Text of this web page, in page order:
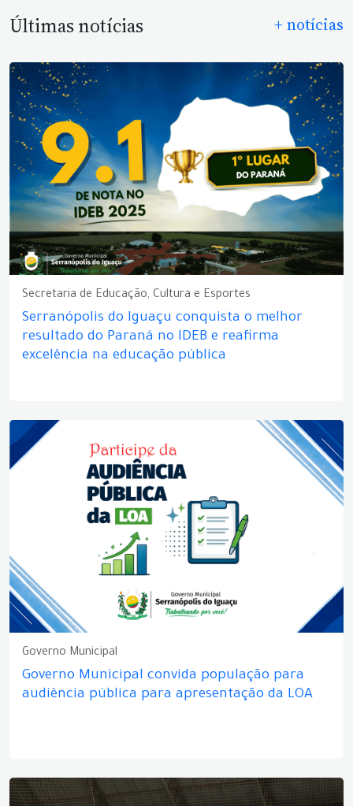
Últimas notícias + notícias
Secretaria de Educação, Cultura e Esportes
Serranópolis do Iguaçu conquista o melhor
resultado do Paraná no IDEB e reafirma
excelência na educação pública
Governo Municipal
Governo Municipal convida população para
audiência pública para apresentação da LOA